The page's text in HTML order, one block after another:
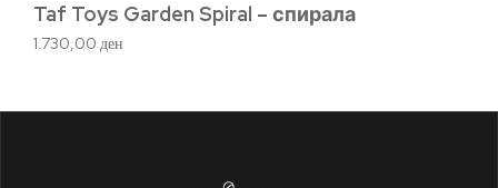
Taf Toys Garden Spiral – спирала
1.730,00 ден